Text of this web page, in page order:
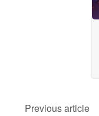
Previous article